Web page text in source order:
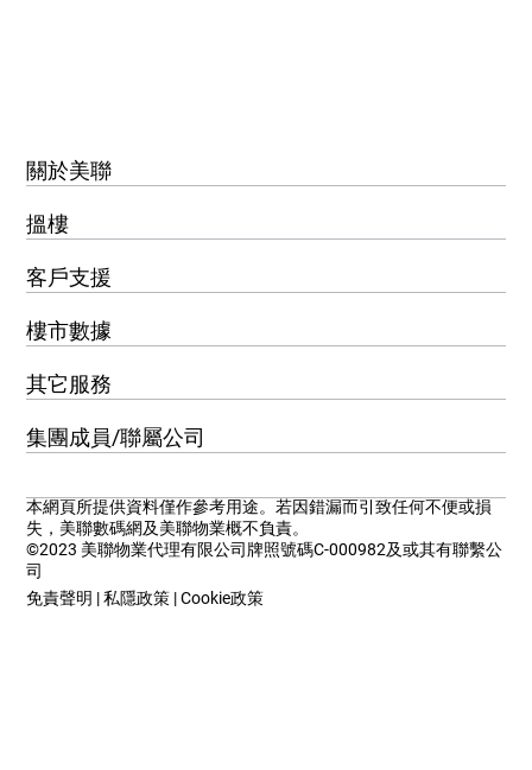
本網頁所提供資料僅作參考用途。若因錯漏而引致任何不便或損
失，美聯數碼網及美聯物業概不負責。
©2023 美聯物業代理有限公司牌照號碼C-000982及或其有聯繫公
司
免責聲明 |私隱政策 |Cookie政策
集團成員/聯屬公司
其它服務
樓市數據
客戶支援
搵樓
關於美聯